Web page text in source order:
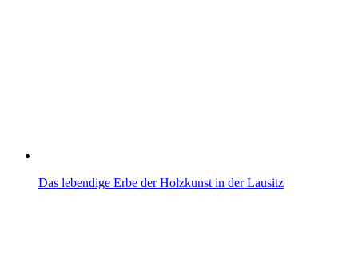
Das lebendige Erbe der Holzkunst in der Lausitz